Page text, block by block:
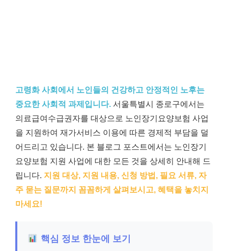
고령화 사회에서 노인들의 건강하고 안정적인 노후는
중요한 사회적 과제입니다. 서울특별시 종로구에서는
의료급여수급권자를 대상으로 노인장기요양보험 사업
을 지원하여 재가서비스 이용에 따른 경제적 부담을 덜
어드리고 있습니다. 본 블로그 포스트에서는 노인장기
요양보험 지원 사업에 대한 모든 것을 상세히 안내해 드
립니다. 지원 대상, 지원 내용, 신청 방법, 필요 서류, 자
주 묻는 질문까지 꼼꼼하게 살펴보시고, 혜택을 놓치지
마세요!
핵심 정보 한눈에 보기